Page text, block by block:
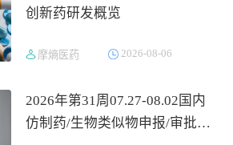
创新药研发概览
摩熵医药 2026-08-06
2026年第31周07.27-08.02国内
仿制药/生物类似物申报/审批数